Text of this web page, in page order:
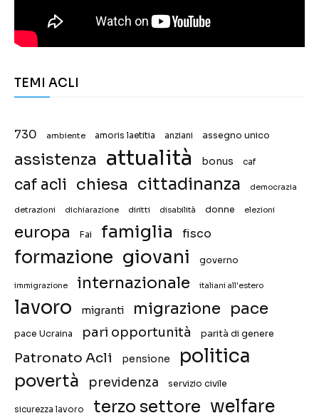
TEMI ACLI
730 ambiente amoris laetitia anziani assegno unico
assistenza attualità bonus caf
caf acli chiesa cittadinanza democrazia
detrazioni dichiarazione diritti disabilità donne elezioni
europa Fai famiglia fisco
formazione giovani governo
immigrazione internazionale italiani all'estero
lavoro migranti migrazione pace
pace Ucraina pari opportunità parità di genere
Patronato Acli pensione politica
povertà previdenza servizio civile
sicurezza lavoro terzo settore welfare